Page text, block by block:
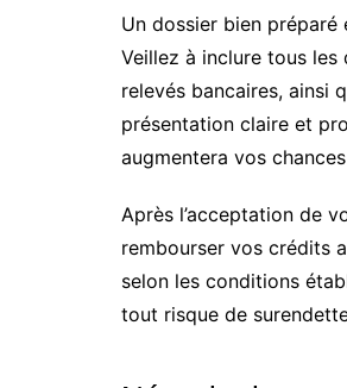
Un dossier bien
Veillez à inclure tous
relevés bancaires, ainsi
présentation claire et
augmentera vos
Après l’acceptation de
rembourser vos crédits
selon les conditions
tout risque de